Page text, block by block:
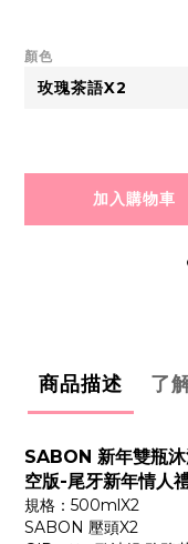
顏色
加入購物車
商品描述 了
SABON 新年雙瓶
空版-尾牙新年情人
規格：500mlX2
SABON 壓頭X2